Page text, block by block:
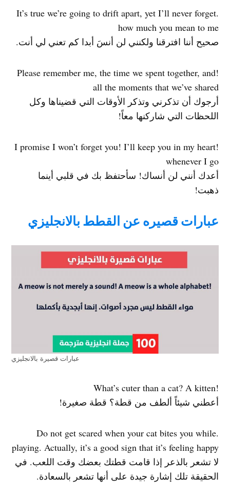
.It’s true we’re going to drift apart, yet I’ll never forget
how much you mean to me
صحيح أننا افترقنا ولكنني لن أنسَ أبدا كم تعني لي أنت.
!Please remember me, the time we spent together, and
all the moments that we’ve shared
أرجوك أن تذكرني وتذكر الأوقات التي قضيناها وكل
اللحظات التي شاركنها معاً!
!I promise I won’t forget you! I’ll keep you in my heart
whenever I go
أعدك أنني لن أنساك! سأحتفظ بك في قلبي أينما
ذهبت!
عبارات قصيره عن القطط بالانجليزي
عبارات قصيرة بالانجليزي
!What’s cuter than a cat? A kitten
أعطني شيئاً ألطف من قطة؟ قطة صغيرة!
.Do not get scared when your cat bites you while
playing. Actually, it’s a good sign that it’s feeling happy
لا تشعر بالذعر إذا قامت قطتك بعضك وقت اللعب. في
الحقيقة تلك إشارة جيدة على أنها تشعر بالسعادة.